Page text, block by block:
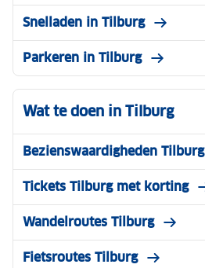
Snelladen in Tilburg
Parkeren in Tilburg
Wat te doen in Tilburg
Bezienswaardigheden Tilburg
Tickets Tilburg met korting
Wandelroutes Tilburg
Fietsroutes Tilburg